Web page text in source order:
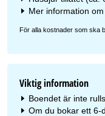
Mer information
För alla kostnader som ska
Viktig information
Boendet är inte
Om du bokar ett 6-